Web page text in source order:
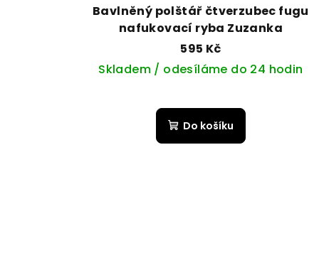
Bavlněný polštář čtverzubec fugu
nafukovací ryba Zuzanka
595 Kč
Skladem / odesíláme do 24 hodin
Do košíku